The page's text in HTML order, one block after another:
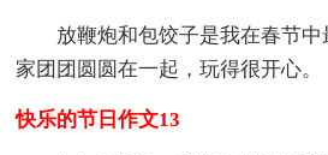
放鞭炮和包饺子是我在春节
家团团圆圆在一起，玩得很开心。
快乐的节日作文13